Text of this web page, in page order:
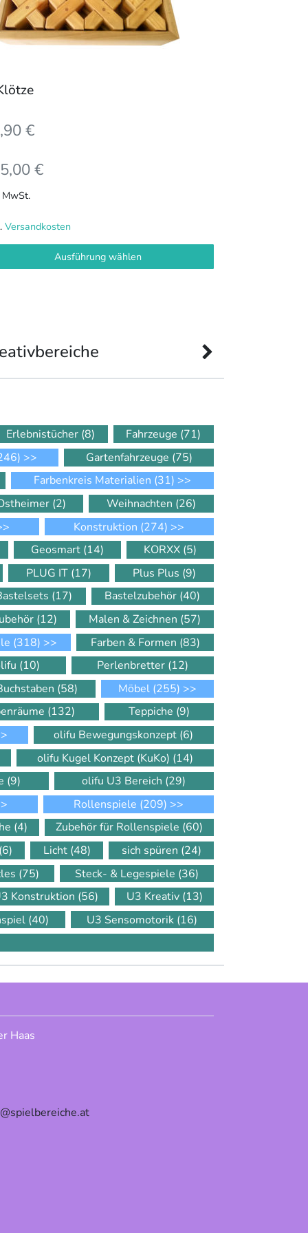
€
€
MwSt.
Versandkosten
Ausführung wählen
Erlebnistücher (8) Fahrzeuge (71)
>> Gartenfahrzeuge (75)
Farbenkreis Materialien (31) >>
(2) Weihnachten (26)
Konstruktion (274) >>
Geosmart (14) KORXX (5)
PLUG IT (17) Plus Plus (9)
(17) Bastelzubehör (40)
(12) Malen & Zeichnen (57)
(318) >> Farben & Formen (83)
(10) Perlenbretter (12)
(58) Möbel (255) >>
(132) Teppiche (9)
olifu Bewegungskonzept (6)
olifu Kugel Konzept (KuKo) (14)
(9) olifu U3 Bereich (29)
Rollenspiele (209) >>
(4) Zubehör für Rollenspiele (60)
(6) Licht (48) sich spüren (24)
(75) Steck- & Legespiele (36)
Konstruktion (56) U3 Kreativ (13)
(40) U3 Sensomotorik (16)
Haas